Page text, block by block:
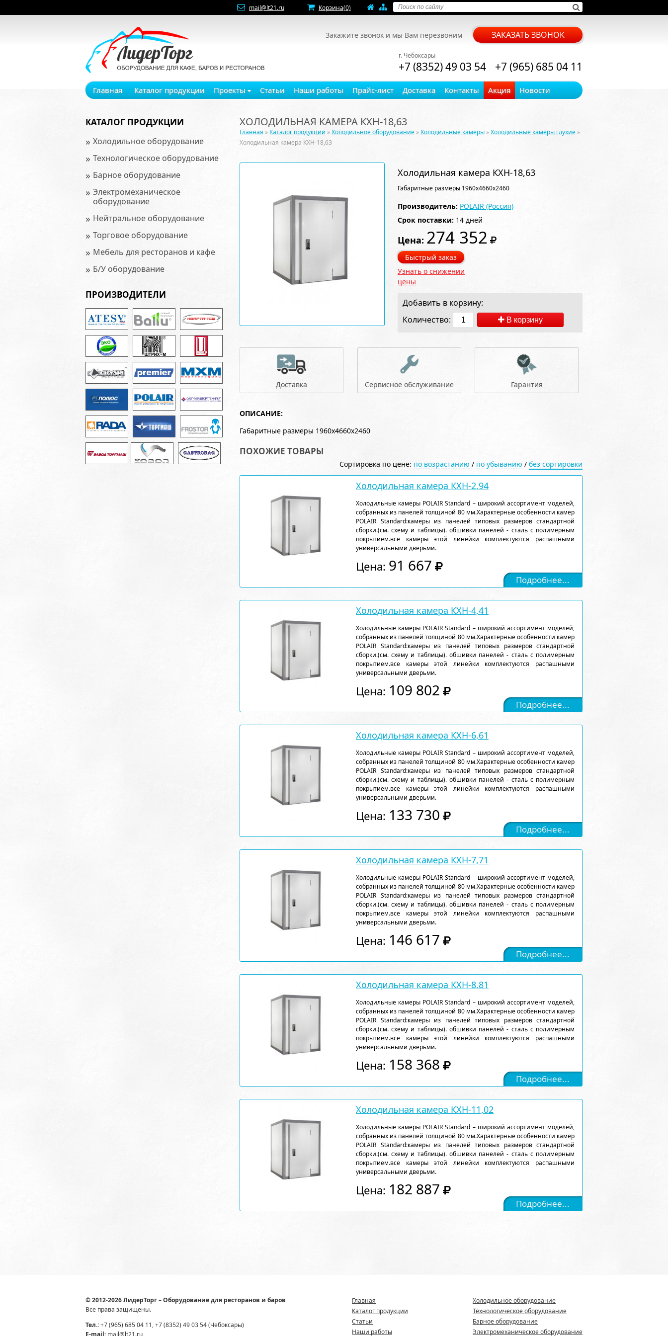
mail@lt21.ru Корзина(0)
Закажите звонок и мы Вам перезвоним ЗАКАЗАТЬ ЗВОНОК
г. Чебоксары
+7 (8352) 49 03 54 +7 (965) 685 04 11
Главная Каталог продукции Проекты Статьи Наши работы Прайс-лист Доставка Контакты Акция Новости
КАТАЛОГ ПРОДУКЦИИ
» Холодильное оборудование
» Технологическое оборудование
» Барное оборудование
» Электромеханическое
оборудование
» Нейтральное оборудование
» Торговое оборудование
» Мебель для ресторанов и кафе
» Б/У оборудование
ПРОИЗВОДИТЕЛИ
ХОЛОДИЛЬНАЯ КАМЕРА КХН-18,63
Главная » Каталог продукции »Холодильное оборудование »Холодильные камеры »Холодильные камеры глухие »
Холодильная камера КХН-18,63
Холодильная камера КХН-18,63
Габаритные размеры 1960x4660x2460
Производитель: POLAIR (Россия)
Срок поставки: 14 дней
Цена: 274 352
Быстрый заказ
Узнать о снижении
цены
Добавить в корзину:
Количество:
В корзину
Доставка Сервисное обслуживание Гарантия
ОПИСАНИЕ:
Габаритные размеры 1960x4660x2460
ПОХОЖИЕ ТОВАРЫ
Сортировка по цене: по возрастанию / по убыванию / без сортировки
Холодильная камера КХН-2,94
Холодильные камеры POLAIR Standard – широкий ассортимент моделей,
собранных из панелей толщиной 80 мм.Характерные особенности камер
POLAIR Standard:камеры из панелей типовых размеров стандартной
сборки.(см. схему и таблицы). обшивки панелей - сталь с полимерным
покрытием.все камеры этой линейки комплектуются распашными
универсальными дверьми.
Цена: 91 667
Подробнее...
Холодильная камера КХН-4,41
Холодильные камеры POLAIR Standard – широкий ассортимент моделей,
собранных из панелей толщиной 80 мм.Характерные особенности камер
POLAIR Standard:камеры из панелей типовых размеров стандартной
сборки.(см. схему и таблицы). обшивки панелей - сталь с полимерным
покрытием.все камеры этой линейки комплектуются распашными
универсальными дверьми.
Цена: 109 802
Подробнее...
Холодильная камера КХН-6,61
Холодильные камеры POLAIR Standard – широкий ассортимент моделей,
собранных из панелей толщиной 80 мм.Характерные особенности камер
POLAIR Standard:камеры из панелей типовых размеров стандартной
сборки.(см. схему и таблицы). обшивки панелей - сталь с полимерным
покрытием.все камеры этой линейки комплектуются распашными
универсальными дверьми.
Цена: 133 730
Подробнее...
Холодильная камера КХН-7,71
Холодильные камеры POLAIR Standard – широкий ассортимент моделей,
собранных из панелей толщиной 80 мм.Характерные особенности камер
POLAIR Standard:камеры из панелей типовых размеров стандартной
сборки.(см. схему и таблицы). обшивки панелей - сталь с полимерным
покрытием.все камеры этой линейки комплектуются распашными
универсальными дверьми.
Цена: 146 617
Подробнее...
Холодильная камера КХН-8,81
Холодильные камеры POLAIR Standard – широкий ассортимент моделей,
собранных из панелей толщиной 80 мм.Характерные особенности камер
POLAIR Standard:камеры из панелей типовых размеров стандартной
сборки.(см. схему и таблицы). обшивки панелей - сталь с полимерным
покрытием.все камеры этой линейки комплектуются распашными
универсальными дверьми.
Цена: 158 368
Подробнее...
Холодильная камера КХН-11,02
Холодильные камеры POLAIR Standard – широкий ассортимент моделей,
собранных из панелей толщиной 80 мм.Характерные особенности камер
POLAIR Standard:камеры из панелей типовых размеров стандартной
сборки.(см. схему и таблицы). обшивки панелей - сталь с полимерным
покрытием.все камеры этой линейки комплектуются распашными
универсальными дверьми.
Цена: 182 887
Подробнее...
© 2012-2026 ЛидерТорг – Оборудование для ресторанов и баров
Все права защищены.
Тел.:+7 (965) 685 04 11, +7 (8352) 49 03 54 (Чебоксары)
E-mail: mail@lt21.ru
Главная
Каталог продукции
Статьи
Наши работы
Холодильное оборудование
Технологическое оборудование
Барное оборудование
Электромеханическое оборудование